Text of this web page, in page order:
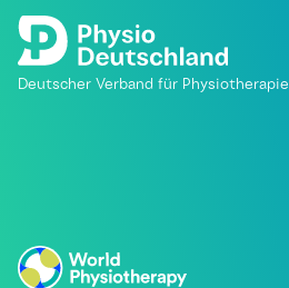
Deutscher Verband für Physiotherapie